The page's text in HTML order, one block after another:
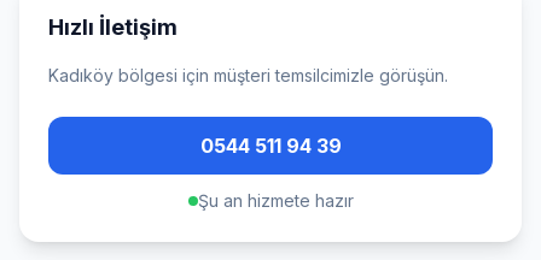
Hızlı İletişim
Kadıköy bölgesi için müşteri temsilcimizle görüşün.
0544 511 94 39
Şu an hizmete hazır